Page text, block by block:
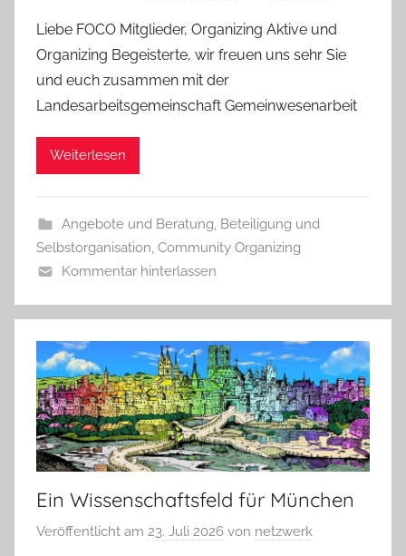
Liebe FOCO Mitglieder, Organizing Aktive und
Organizing Begeisterte, wir freuen uns sehr Sie
und euch zusammen mit der
Landesarbeitsgemeinschaft Gemeinwesenarbeit
Weiterlesen
Angebote und Beratung Beteiligung und
Selbstorganisation Community Organizing
Kommentar hinterlassen
Ein Wissenschaftsfeld für München
Veröffentlicht am 23. Juli 2026 von netzwerk